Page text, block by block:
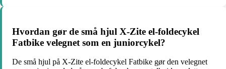
Hvordan gør de små hjul X-Zite el-foldecykel
Fatbike velegnet som en juniorcykel?
De små hjul på X-Zite el-foldecykel Fatbike gør den velegnet